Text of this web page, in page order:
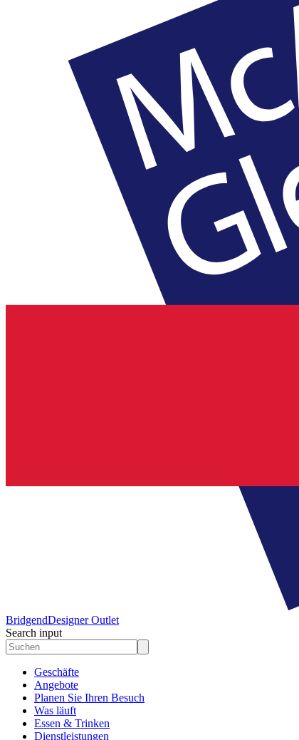
BridgendDesigner Outlet
Search input
Geschäfte
Angebote
Planen Sie Ihren Besuch
Was läuft
Essen & Trinken
Dienstleistungen